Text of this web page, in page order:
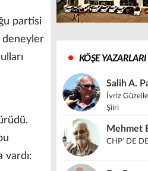
partisi
deneyler
vardı:
KÖŞE YAZARLARI
Salih A.
İvriz
Şiiri
Mehmet
CHP’ DE